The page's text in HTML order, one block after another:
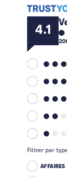
4.1
Filtrer par
AFFAIRES